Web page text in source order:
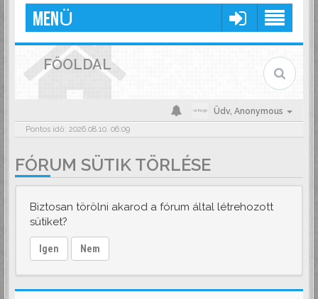
MENÜ
FŐOLDAL
Üdv, Anonymous
Pontos idő: 2026.08.10. 06:09
FÓRUM SÜTIK TÖRLÉSE
Biztosan törölni akarod a fórum által létrehozott
sütiket?
Igen Nem